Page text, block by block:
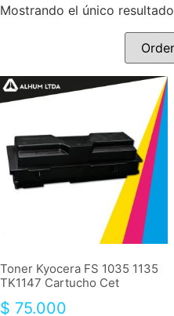
Mostrando el único resultado
Toner Kyocera FS 1035 1135
TK1147 Cartucho Cet
$ 75.000